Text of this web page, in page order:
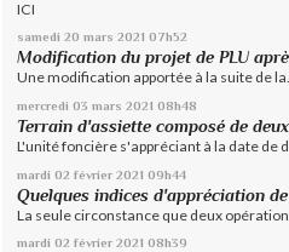
ICI
samedi 20 mars 2021 07h52
Modification du projet de PLU
Une modification apportée à la suite de
mercredi 03 mars 2021 08h48
Terrain d'assiette composé de
L'unité foncière s'appréciant à la date de
mardi 02 février 2021 09h44
Quelques indices d'appréciation
La seule circonstance que deux
mardi 02 février 2021 08h39